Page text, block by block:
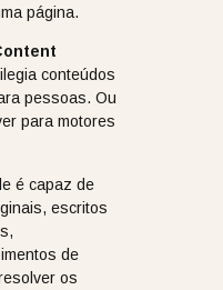
página.
conteúdos
pessoas. Ou
para motores
é capaz de
escritos
de
os